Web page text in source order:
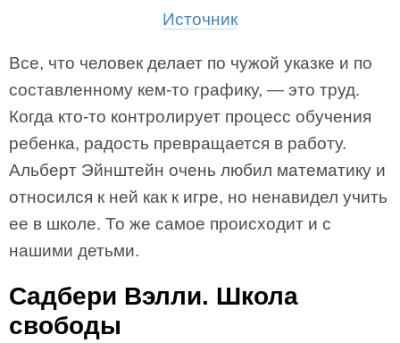
Источник
Все, что человек делает по чужой указке и по
составленному кем-то графику, — это труд.
Когда кто-то контролирует процесс обучения
ребенка, радость превращается в работу.
Альберт Эйнштейн очень любил математику и
относился к ней как к игре, но ненавидел учить
ее в школе. То же самое происходит и с
нашими детьми.
Садбери Вэлли. Школа
свободы